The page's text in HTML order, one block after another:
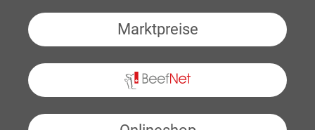
Marktpreise